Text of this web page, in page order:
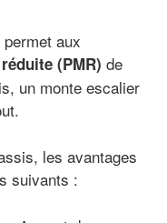
aux
(PMR) de
un monte escalier
les avantages
suivants :